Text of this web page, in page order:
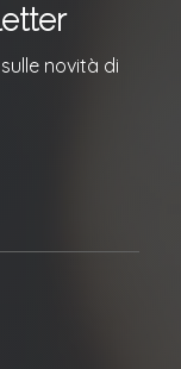
novità di